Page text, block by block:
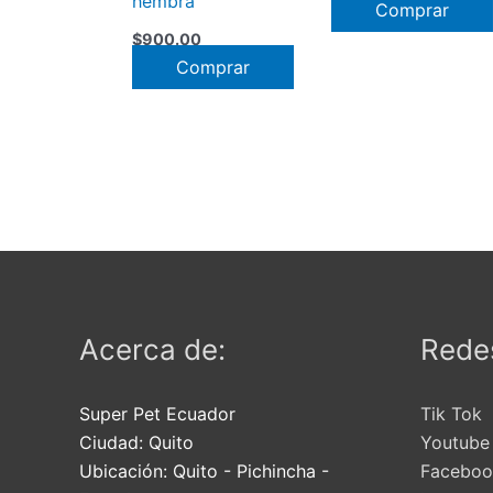
$900.00
Comprar
Comprar
Acerca de:
Super Pet Ecuador
Ciudad: Quito
Ubicación: Quito - Pichincha -
Tik Tok
Youtube